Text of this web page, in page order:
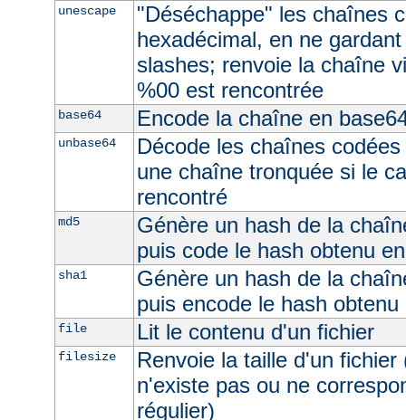
unescape
"Déséchappe" les chaînes
hexadécimal, en ne
slashes; renvoie la chaîne
%00 est rencontrée
base64 Encode la chaîne en
unbase64
Décode les chaînes
une chaîne tronquée si le
rencontré
md5
Génère un hash de la
puis code le hash obtenu
sha1
Génère un hash de la
puis encode le hash
file Lit le contenu d'un fichier
filesize
Renvoie la taille d'un
n'existe pas ou ne
régulier)